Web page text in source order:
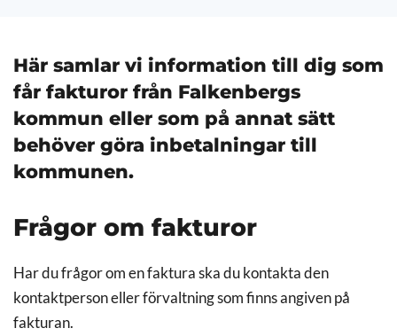
Här samlar vi information till dig som
får fakturor från Falkenbergs
kommun eller som på annat sätt
behöver göra inbetalningar till
kommunen.
Frågor om fakturor
Har du frågor om en faktura ska du kontakta den
kontaktperson eller förvaltning som finns angiven på
fakturan.